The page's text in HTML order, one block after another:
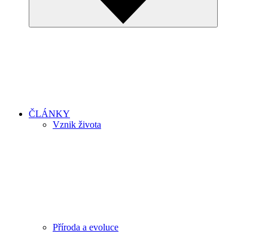
ČLÁNKY
Vznik života
Příroda a evoluce